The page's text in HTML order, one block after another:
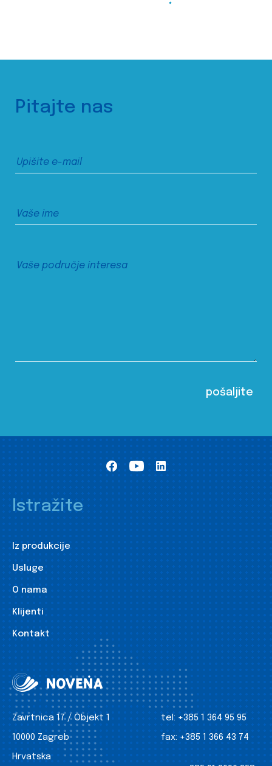
Pitajte nas
Istražite
Iz produkcije
Usluge
O nama
Klijenti
Kontakt
Zavrtnica 17 / Objekt 1
10000 Zagreb
Hrvatska
tel: +385 1 364 95 95
fax: +385 1 366 43 74